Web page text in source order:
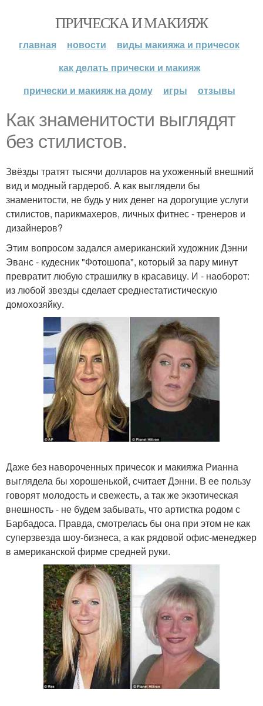
ПРИЧЕСКА И МАКИЯЖ
главная новости
виды макияжа и причесок
как делать прически и макияж
прически и макияж на дому
игры отзывы
Как знаменитости выглядят
без стилистов.
Звёзды тратят тысячи долларов на ухоженный внешний
вид и модный гардероб. А как выглядели бы
знаменитости, не будь у них денег на дорогущие услуги
стилистов, парикмахеров, личных фитнес - тренеров и
дизайнеров?
Этим вопросом задался американский художник Дэнни
Эванс - кудесник "Фотошопа", который за пару минут
превратит любую страшилку в красавицу. И - наоборот:
из любой звезды сделает среднестатистическую
домохозяйку.
Даже без навороченных причесок и макияжа Рианна
выглядела бы хорошенькой, считает Дэнни. В ее пользу
говорят молодость и свежесть, а так же экзотическая
внешность - не будем забывать, что артистка родом с
Барбадоса. Правда, смотрелась бы она при этом не как
суперзвезда шоу-бизнеса, а как рядовой офис-менеджер
в американской фирме средней руки.